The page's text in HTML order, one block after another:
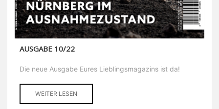
AUSGABE 10/22
Die neue Ausgabe Eures Lieblingsmagazins ist da!
WEITER LESEN